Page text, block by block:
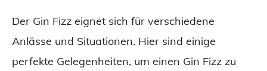
Der Gin Fizz eignet sich für verschiedene
Anlässe und Situationen. Hier sind einige
perfekte Gelegenheiten, um einen Gin Fizz zu